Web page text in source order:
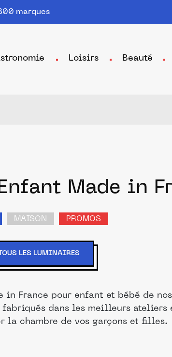
marques
Loisirs Beauté
Made in
MAISON PROMOS
LES LUMINAIRES
in France pour enfant et bébé de
dans les meilleurs ateliers
chambre de vos garçons et filles.